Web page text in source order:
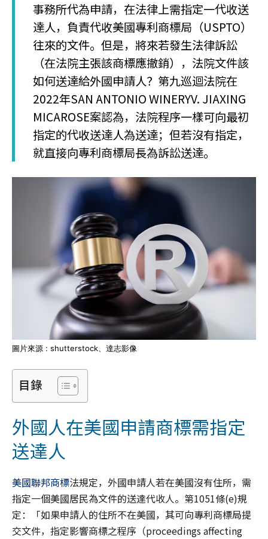
事務所代為申請，在法律上需指定一代收送
達人，負責代收美國專利商標局（USPTO）
往來的文件。但是，將來若發生法律訴訟
（在法院主張該商標應撤銷），法院文件該
如何送達給外國申請人？第九巡迴法院在
2022年SAN ANTONIO WINERYV. JIAXING
MICAROSE案認為，法院程序一樣可向最初
指定的代收送達人為送達；但若沒有指定，
就直接向專利商標局長為訴訟送達。
圖片來源 : shutterstock、達志影像
目錄
外國人在美國申請商標需指定
送達人
美國聯邦商標法規定，外國申請人若在美國沒有住所，需
指定一個美國居民為文件的送達代收人。第1051條(e)規
定：「如果申請人的住所不在美國，其可向專利商標局提
交文件，指定影響商標之程序（proceedings affecting